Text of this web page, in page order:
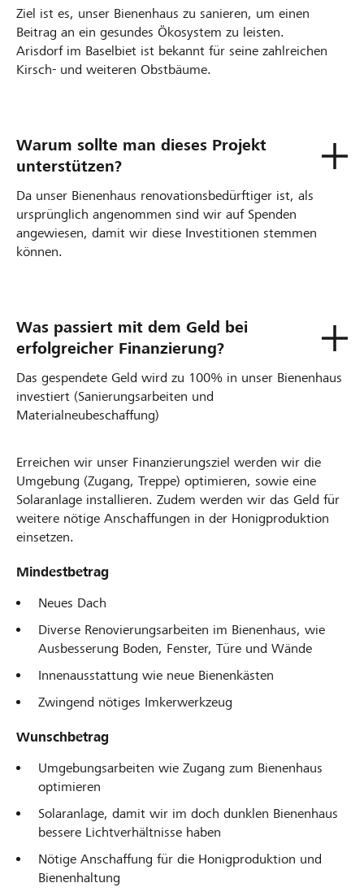
Ziel ist es, unser Bienenhaus zu sanieren, um einen
Beitrag an ein gesundes Ökosystem zu leisten.
Arisdorf im Baselbiet ist bekannt für seine zahlreichen
Kirsch- und weiteren Obstbäume.
Warum sollte man dieses Projekt
unterstützen?
Da unser Bienenhaus renovationsbedürftiger ist, als
ursprünglich angenommen sind wir auf Spenden
angewiesen, damit wir diese Investitionen stemmen
können.
Was passiert mit dem Geld bei
erfolgreicher Finanzierung?
Das gespendete Geld wird zu 100% in unser Bienenhaus
investiert (Sanierungsarbeiten und
Materialneubeschaffung)
Erreichen wir unser Finanzierungsziel werden wir die
Umgebung (Zugang, Treppe) optimieren, sowie eine
Solaranlage installieren. Zudem werden wir das Geld für
weitere nötige Anschaffungen in der Honigproduktion
einsetzen.
Mindestbetrag
Neues Dach
Diverse Renovierungsarbeiten im Bienenhaus, wie
Ausbesserung Boden, Fenster, Türe und Wände
Innenausstattung wie neue Bienenkästen
Zwingend nötiges Imkerwerkzeug
Wunschbetrag
Umgebungsarbeiten wie Zugang zum Bienenhaus
optimieren
Solaranlage, damit wir im doch dunklen Bienenhaus
bessere Lichtverhältnisse haben
Nötige Anschaffung für die Honigproduktion und
Bienenhaltung